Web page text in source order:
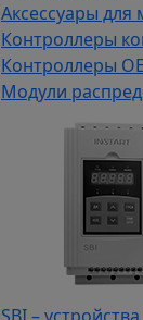
Аксессуары
Контроллеры
Контроллеры
Модули